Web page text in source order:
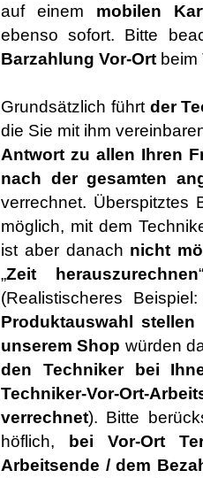
auf einem mobilen
ebenso sofort. Bitte
Barzahlung Vor-Ort
Grundsätzlich führt der
die Sie mit ihm
Antwort zu allen Ihren
nach der gesamten
verrechnet. Überspitztes
möglich, mit dem
ist aber danach nicht
„Zeit herauszurechnen
(Realistischeres
Produktauswahl stellen
unserem Shop würden
den Techniker bei
Techniker-Vor-Ort-
verrechnet). Bitte
höflich, bei Vor-Ort
Arbeitsende / dem